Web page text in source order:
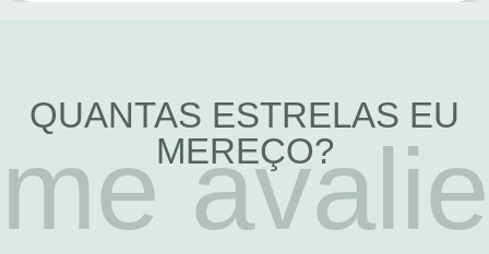
QUANTAS ESTRELAS EU
MEREÇO?
me avalie